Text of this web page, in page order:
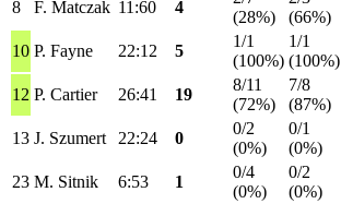
8 F. Matczak 11:60 4
(28%)
(66%)
10 P. Fayne 22:12 5
1/1
(100%)
1/1
(100%)
12 P. Cartier 26:41 19
8/11
(72%)
7/8
(87%)
13 J. Szumert 22:24 0
0/2
(0%)
0/1
(0%)
23 M. Sitnik 6:53 1
0/4
(0%)
0/2
(0%)